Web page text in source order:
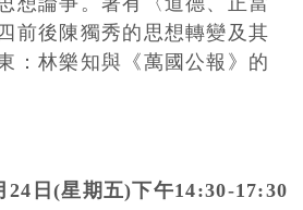
前後陳獨秀的思想轉變及其
：林樂知與《萬國公報》的
24 日 (星期五)下午14:30-17:30